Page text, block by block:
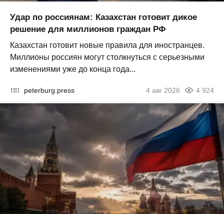
Удар по россиянам: Казахстан готовит дикое
решение для миллионов граждан РФ
Казахстан готовит новые правила для иностранцев.
Миллионы россиян могут столкнуться с серьезными
изменениями уже до конца года...
peterburg.press 4 авг 2026 4 924